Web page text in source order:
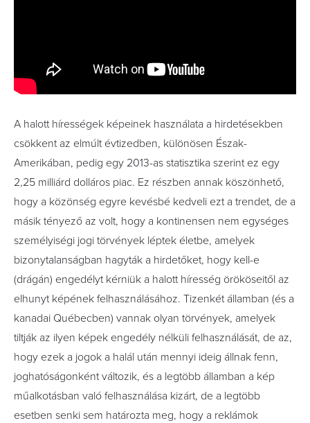
A halott hírességek képeinek használata a hirdetésekben
csökkent az elmúlt évtizedben, különösen Észak-
Amerikában, pedig egy 2013-as statisztika szerint ez egy
2,25 milliárd dolláros piac. Ez részben annak köszönhető,
hogy a közönség egyre kevésbé kedveli ezt a trendet, de a
másik tényező az volt, hogy a kontinensen nem egységes
személyiségi jogi törvények léptek életbe, amelyek
bizonytalanságban hagyták a hirdetőket, hogy kell-e
(drágán) engedélyt kérniük a halott híresség örököseitől az
elhunyt képének felhasználásához. Tizenkét államban (és a
kanadai Québecben) vannak olyan törvények, amelyek
tiltják az ilyen képek engedély nélküli felhasználását, de az,
hogy ezek a jogok a halál után mennyi ideig állnak fenn,
joghatóságonként változik, és a legtöbb államban a kép
műalkotásban való felhasználása kizárt, de a legtöbb
esetben senki sem határozta meg, hogy a reklámok